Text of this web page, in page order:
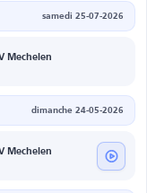
samedi 25-07-2026
Mechelen
dimanche 24-05-2026
Mechelen